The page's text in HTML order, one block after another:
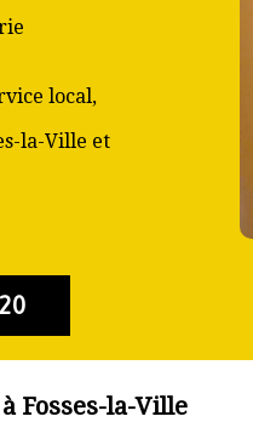
local,
la-Ville et
Fosses-la-Ville